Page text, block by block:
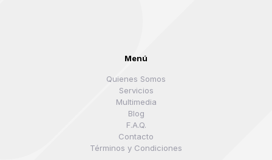
Menú
Quienes Somos
Servicios
Multimedia
Blog
F.A.Q.
Contacto
Términos y Condiciones